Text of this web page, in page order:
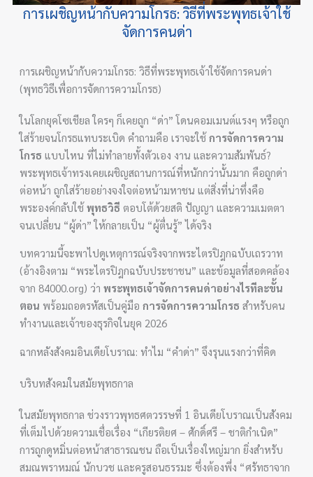
การเผชิญหน้ากับความโกรธ: วิธีที่พระพุทธเจ้าใช้
จัดการคนด่า
การเผชิญหน้ากับความโกรธ: วิธีที่พระพุทธเจ้าใช้จัดการคนด่า
(พุทธวิธีเพื่อการจัดการความโกรธ)
ในโลกยุคโซเชียล ใครๆ ก็เคยถูก “ด่า” โดนคอมเมนต์แรงๆ หรือถูก
ใส่ร้ายจนโกรธแทบระเบิด คำถามคือ เราจะใช้การจัดการความ
โกรธ แบบไหน ที่ไม่ทำลายทั้งตัวเอง งาน และความสัมพันธ์?
พระพุทธเจ้าทรงเคยเผชิญสถานการณ์ที่หนักกว่านั้นมาก คือถูกด่า
ต่อหน้า ถูกใส่ร้ายอย่างจงใจต่อหน้ามหาชน แต่สิ่งที่น่าทึ่งคือ
พระองค์กลับใช้พุทธวิธี ตอบโต้ด้วยสติ ปัญญา และความเมตตา
จนเปลี่ยน “ผู้ด่า” ให้กลายเป็น “ผู้ตื่นรู้” ได้จริง
บทความนี้จะพาไปดูเหตุการณ์จริงจากพระไตรปิฎกฉบับเถรวาท
(อ้างอิงตาม “พระไตรปิฎกฉบับประชาชน” และข้อมูลที่สอดคล้อง
จาก 84000.org) ว่าพระพุทธเจ้าจัดการคนด่าอย่างไรทีละขั้น
ตอน พร้อมถอดรหัสเป็นคู่มือการจัดการความโกรธ สำหรับคน
ทำงานและเจ้าของธุรกิจในยุค 2026
ฉากหลังสังคมอินเดียโบราณ: ทำไม “คำด่า” จึงรุนแรงกว่าที่คิด
บริบทสังคมในสมัยพุทธกาล
ในสมัยพุทธกาล ช่วงราวพุทธศตวรรษที่ 1 อินเดียโบราณเป็นสังคม
ที่เต็มไปด้วยความเชื่อเรื่อง “เกียรติยศ – ศักดิ์ศรี – ชาติกำเนิด”
การถูกดูหมิ่นต่อหน้าสาธารณชน ถือเป็นเรื่องใหญ่มาก ยิ่งสำหรับ
สมณพราหมณ์ นักบวช และครูสอนธรรมะ ซึ่งต้องพึ่ง “ศรัทธาจาก